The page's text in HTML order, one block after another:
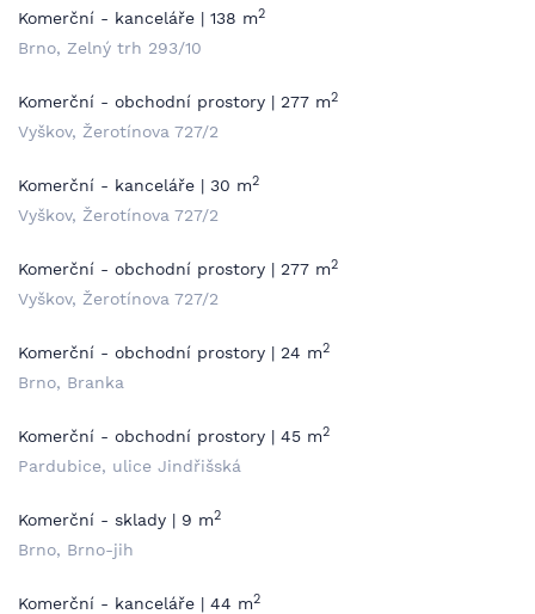
Komerční - kanceláře | 138 m2
Brno, Zelný trh 293/10
Komerční - obchodní prostory | 277 m2
Vyškov, Žerotínova 727/2
Komerční - kanceláře | 30 m2
Vyškov, Žerotínova 727/2
Komerční - obchodní prostory | 277 m2
Vyškov, Žerotínova 727/2
Komerční - obchodní prostory | 24 m2
Brno, Branka
Komerční - obchodní prostory | 45 m2
Pardubice, ulice Jindřišská
Komerční - sklady | 9 m2
Brno, Brno-jih
Komerční - kanceláře | 44 m2